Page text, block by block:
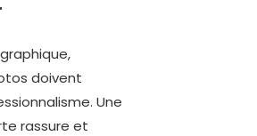
doivent
Une
rassure et